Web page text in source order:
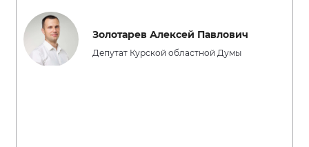
Золотарев Алексей Павлович
Депутат Курской областной Думы